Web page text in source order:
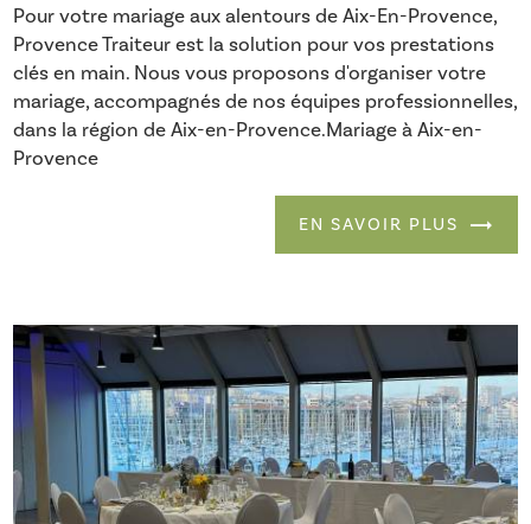
Pour votre mariage aux alentours de Aix-En-Provence,
Provence Traiteur est la solution pour vos prestations
clés en main. Nous vous proposons d'organiser votre
mariage, accompagnés de nos équipes professionnelles,
dans la région de Aix-en-Provence.Mariage à Aix-en-
Provence
EN SAVOIR PLUS